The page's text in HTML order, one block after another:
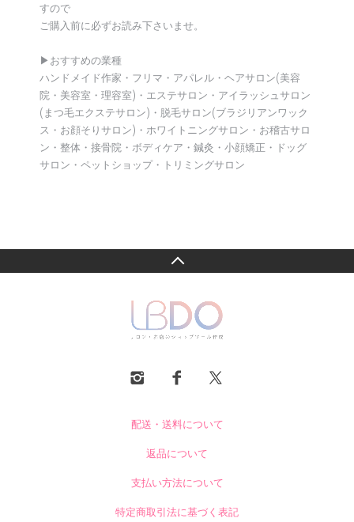
すので
ご購入前に必ずお読み下さいませ。
▶︎おすすめの業種
ハンドメイド作家・フリマ・アパレル・ヘアサロン(美容
院・美容室・理容室)・エステサロン・アイラッシュサロン
(まつ毛エクステサロン)・脱毛サロン(ブラジリアンワック
ス・お顔そりサロン)・ホワイトニングサロン・お稽古サロ
ン・整体・接骨院・ボディケア・鍼灸・小顔矯正・ドッグ
サロン・ペットショップ・トリミングサロン
配送・送料について
返品について
支払い方法について
特定商取引法に基づく表記